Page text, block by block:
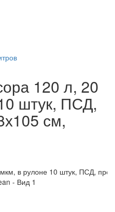
120 л, 20
штук, ПСД,
см,